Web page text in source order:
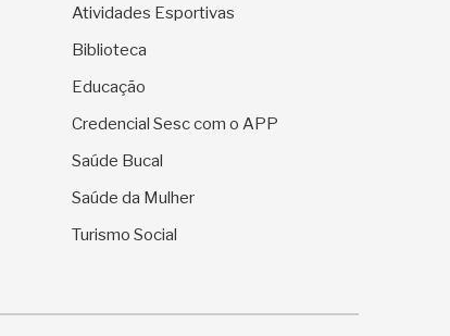
Atividades Esportivas
Biblioteca
Educação
Credencial Sesc com o APP
Saúde Bucal
Saúde da Mulher
Turismo Social